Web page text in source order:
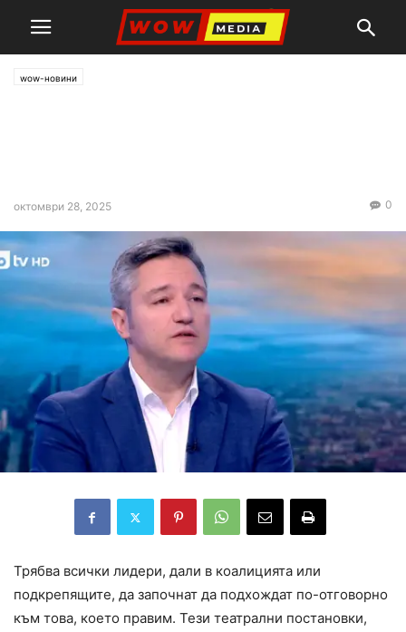
wow-новини
октомври 28, 2025 0
Трябва всички лидери, дали в коалицията или
подкрепящите, да започнат да подхождат по-отговорно
към това, което правим. Тези театрални постановки,